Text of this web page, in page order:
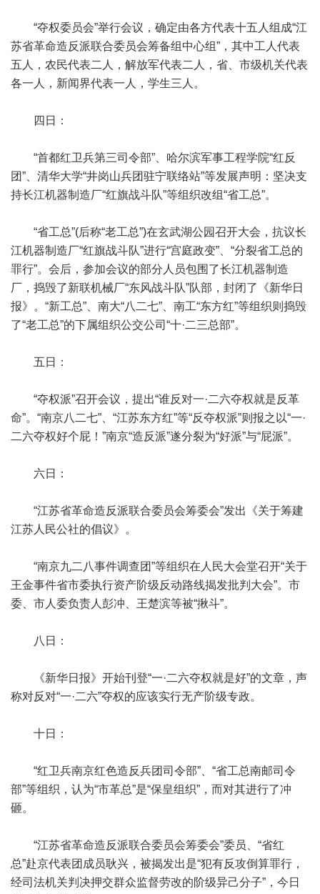
“夺权委员会”举行会议，确定由各方代表十五人组成“江
苏省革命造反派联合委员会筹备组中心组”，其中工人代表
五人，农民代表二人，解放军代表二人，省、市级机关代表
各一人，新闻界代表一人，学生三人。
四日：
“首都红卫兵第三司令部”、哈尔滨军事工程学院“红反
团”、清华大学“井岗山兵团驻宁联络站”等发展声明：坚决支
持长江机器制造厂“红旗战斗队”等组织改组“省工总”。
“省工总”(后称“老工总”)在玄武湖公园召开大会，抗议长
江机器制造厂“红旗战斗队”进行“宫庭政变”、“分裂省工总的
罪行”。会后，参加会议的部分人员包围了长江机器制造
厂，捣毁了新联机械厂“东风战斗队”队部，封闭了《新华日
报》。“新工总”、南大“八二七”、南工“东方红”等组织则捣毁
了“老工总”的下属组织公交公司“十·二三总部”。
五日：
“夺权派”召开会议，提出“谁反对一·二六夺权就是反革
命”。“南京八二七”、“江苏东方红”等“反夺权派”则报之以“一·
二六夺权好个屁！”南京“造反派”遂分裂为“好派”与“屁派”。
六日：
“江苏省革命造反派联合委员会筹委会”发出《关于筹建
江苏人民公社的倡议》。
“南京九二八事件调查团”等组织在人民大会堂召开“关于
王金事件省市委执行资产阶级反动路线揭发批判大会”。市
委、市人委负责人彭冲、王楚滨等被“揪斗”。
八日：
《新华日报》开始刊登“一·二六夺权就是好”的文章，声
称对反对“一·二六”夺权的应该实行无产阶级专政。
十日：
“红卫兵南京红色造反兵团司令部”、“省工总南邮司令
部”等组织，认为“市革总”是“保皇组织”，而对其进行了冲
砸。
“江苏省革命造反派联合委员会筹委会”委员、“省红
总”赴京代表团成员耿兴，被揭发出是“犯有反攻倒算罪行，
经司法机关判决押交群众监督劳改的阶级异己分子”，今日